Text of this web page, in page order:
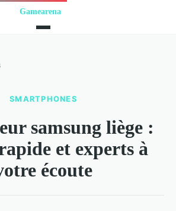
SMARTPHONES
samsung liège :
et experts à
écoute